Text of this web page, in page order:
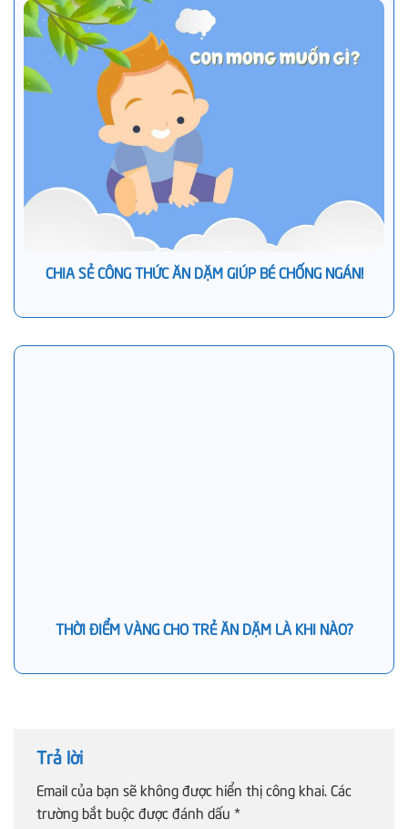
CHIA SẺ CÔNG THỨC ĂN DẶM GIÚP BÉ CHỐNG NGÁN!
THỜI ĐIỂM VÀNG CHO TRẺ ĂN DẶM LÀ KHI NÀO?
Trả lời
Email của bạn sẽ không được hiển thị công khai. Các
trường bắt buộc được đánh dấu *